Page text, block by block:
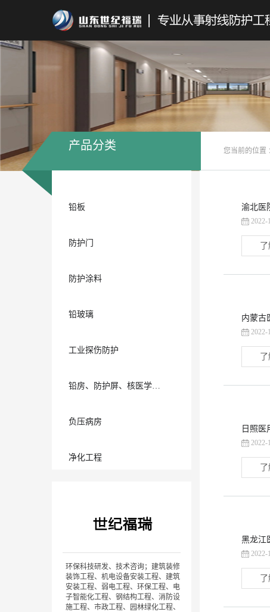
产品分类
铅板
防护门
防护涂料
铅玻璃
工业探伤防护
铅房、防护屏、核医学通风厨系列
负压病房
净化工程
环保科技研发、技术咨询；建筑装修
装饰工程、机电设备安装工程、建筑
安装工程、弱电工程、环保工程、电
子智能化工程、钢结构工程、消防设
施工程、市政工程、园林绿化工程、
您当前的位置
渝北医
2022-
内蒙古
2022-
日照医
2022-
黑龙江
2022-